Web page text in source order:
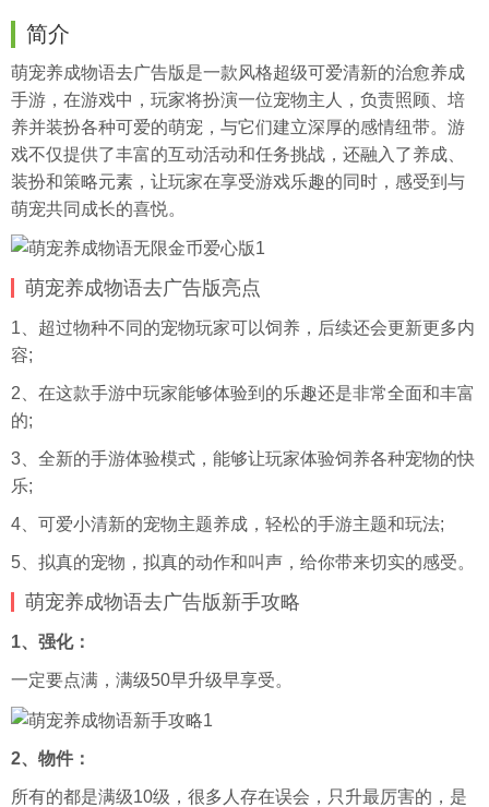
简介
萌宠养成物语去广告版是一款风格超级可爱清新的治愈养成
手游，在游戏中，玩家将扮演一位宠物主人，负责照顾、培
养并装扮各种可爱的萌宠，与它们建立深厚的感情纽带。游
戏不仅提供了丰富的互动活动和任务挑战，还融入了养成、
装扮和策略元素，让玩家在享受游戏乐趣的同时，感受到与
萌宠共同成长的喜悦。
萌宠养成物语去广告版亮点
1、超过物种不同的宠物玩家可以饲养，后续还会更新更多内
容;
2、在这款手游中玩家能够体验到的乐趣还是非常全面和丰富
的;
3、全新的手游体验模式，能够让玩家体验饲养各种宠物的快
乐;
4、可爱小清新的宠物主题养成，轻松的手游主题和玩法;
5、拟真的宠物，拟真的动作和叫声，给你带来切实的感受。
萌宠养成物语去广告版新手攻略
1、强化：
一定要点满，满级50早升级早享受。
2、物件：
所有的都是满级10级，很多人存在误会，只升最厉害的，是